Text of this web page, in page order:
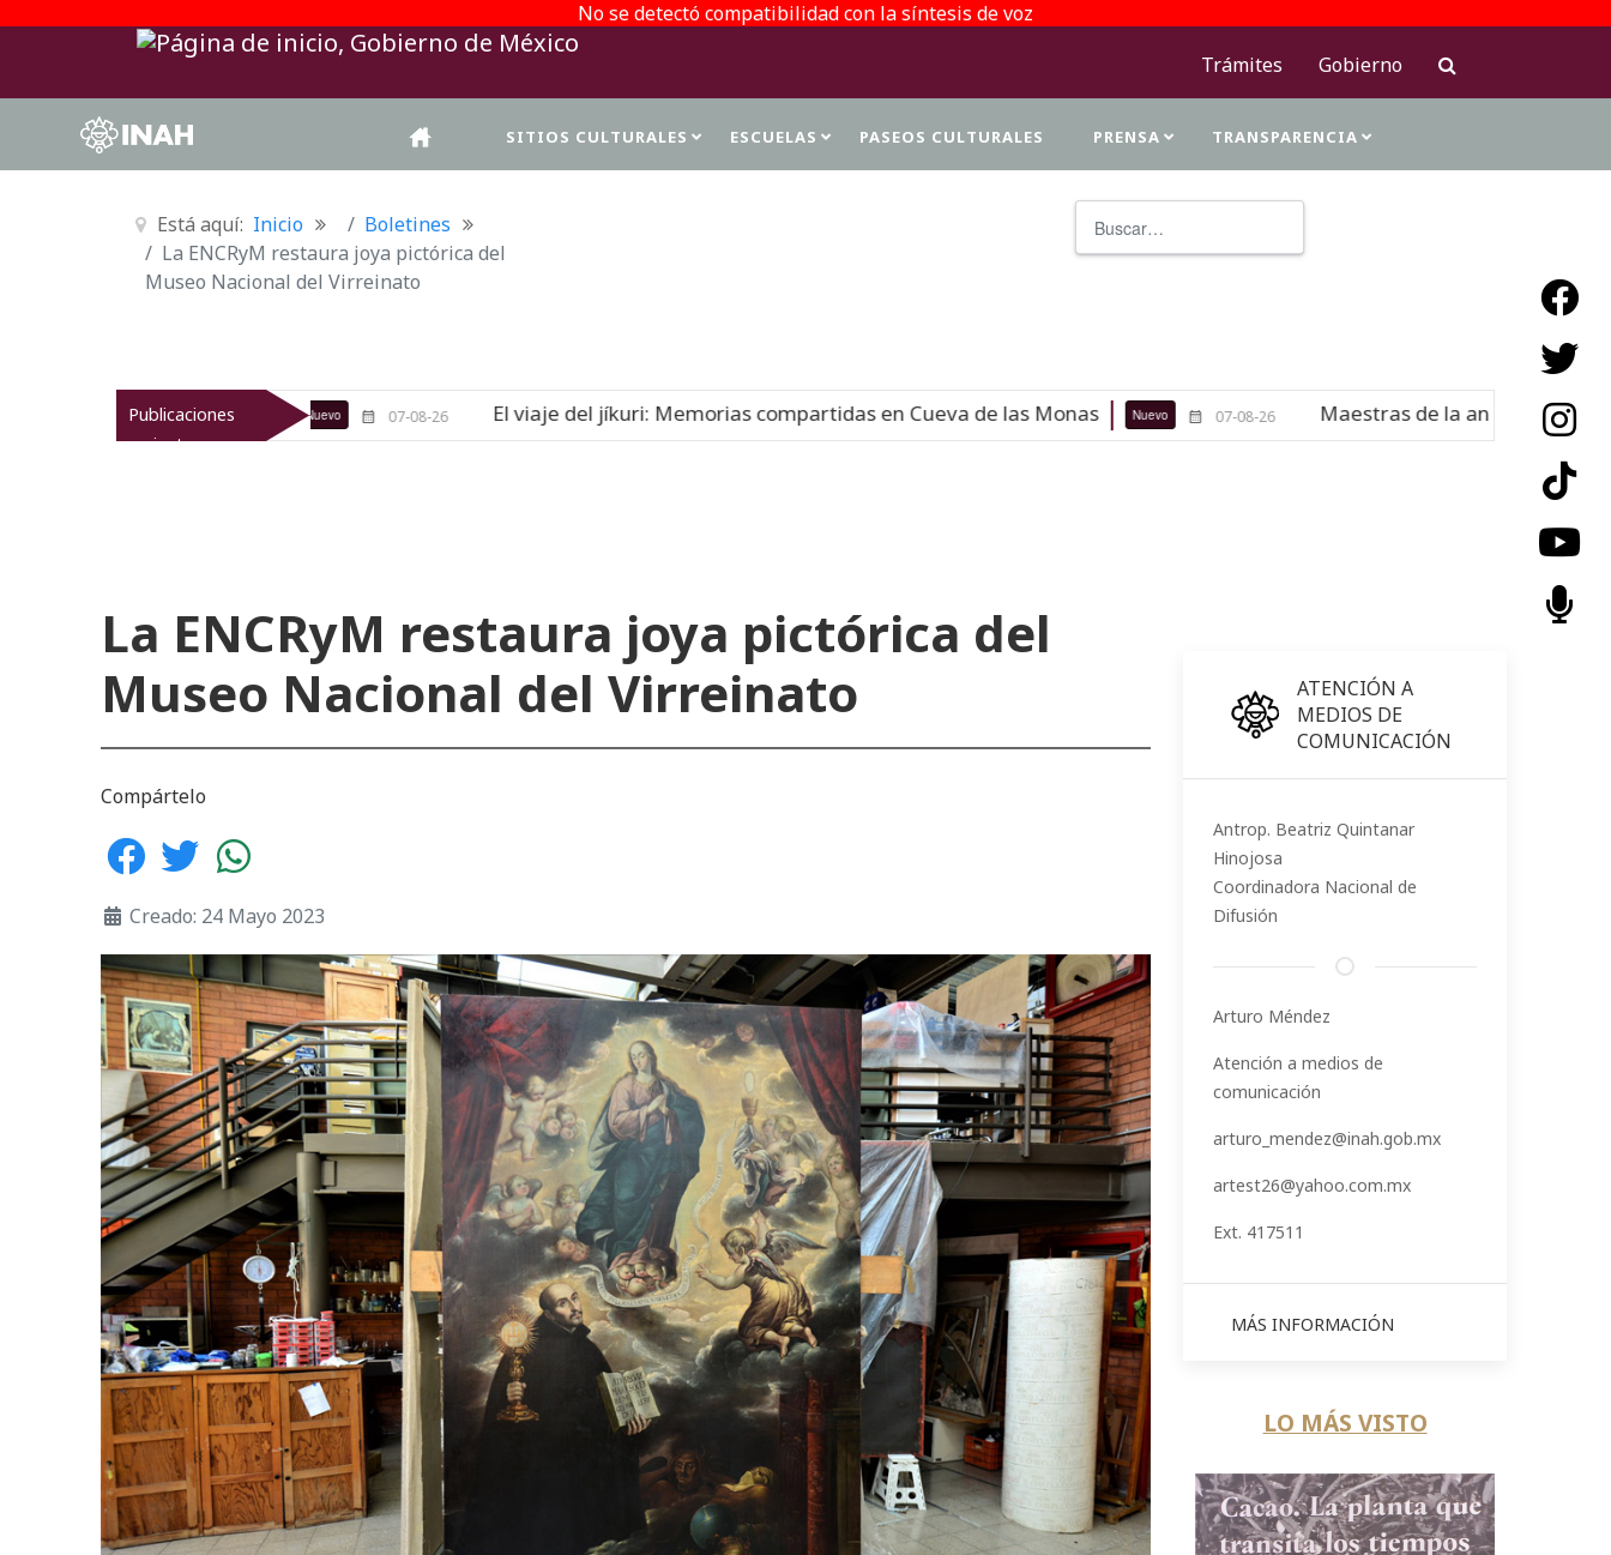
No se detectó compatibilidad con la síntesis de voz
Trámites
Gobierno
SITIOS CULTURALES ESCUELAS PASEOS CULTURALES PRENSA TRANSPARENCIA
Está aquí: Inicio
Boletines
La ENCRyM restaura joya pictórica del
Museo Nacional del Virreinato
Publicaciones
recientes
Nuevo 07-08-26 El viaje del jíkuri: Memorias compartidas en Cueva de las Monas Nuevo 07-08-26 Maestras de la antropología y la historia serán
La ENCRyM restaura joya pictórica del
Museo Nacional del Virreinato
Compártelo
Creado: 24 Mayo 2023
ATENCIÓN A
MEDIOS DE
COMUNICACIÓN
Antrop. Beatriz Quintanar
Hinojosa
Coordinadora Nacional de
Difusión
Arturo Méndez
Atención a medios de
comunicación
arturo_mendez@inah.gob.mx
artest26@yahoo.com.mx
Ext. 417511
MÁS INFORMACIÓN
LO MÁS VISTO